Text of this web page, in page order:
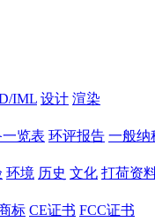
IML 设计 渲染
览表 环评报告 一般纳
环境 历史 文化 打荷资
标 CE证书 FCC证书